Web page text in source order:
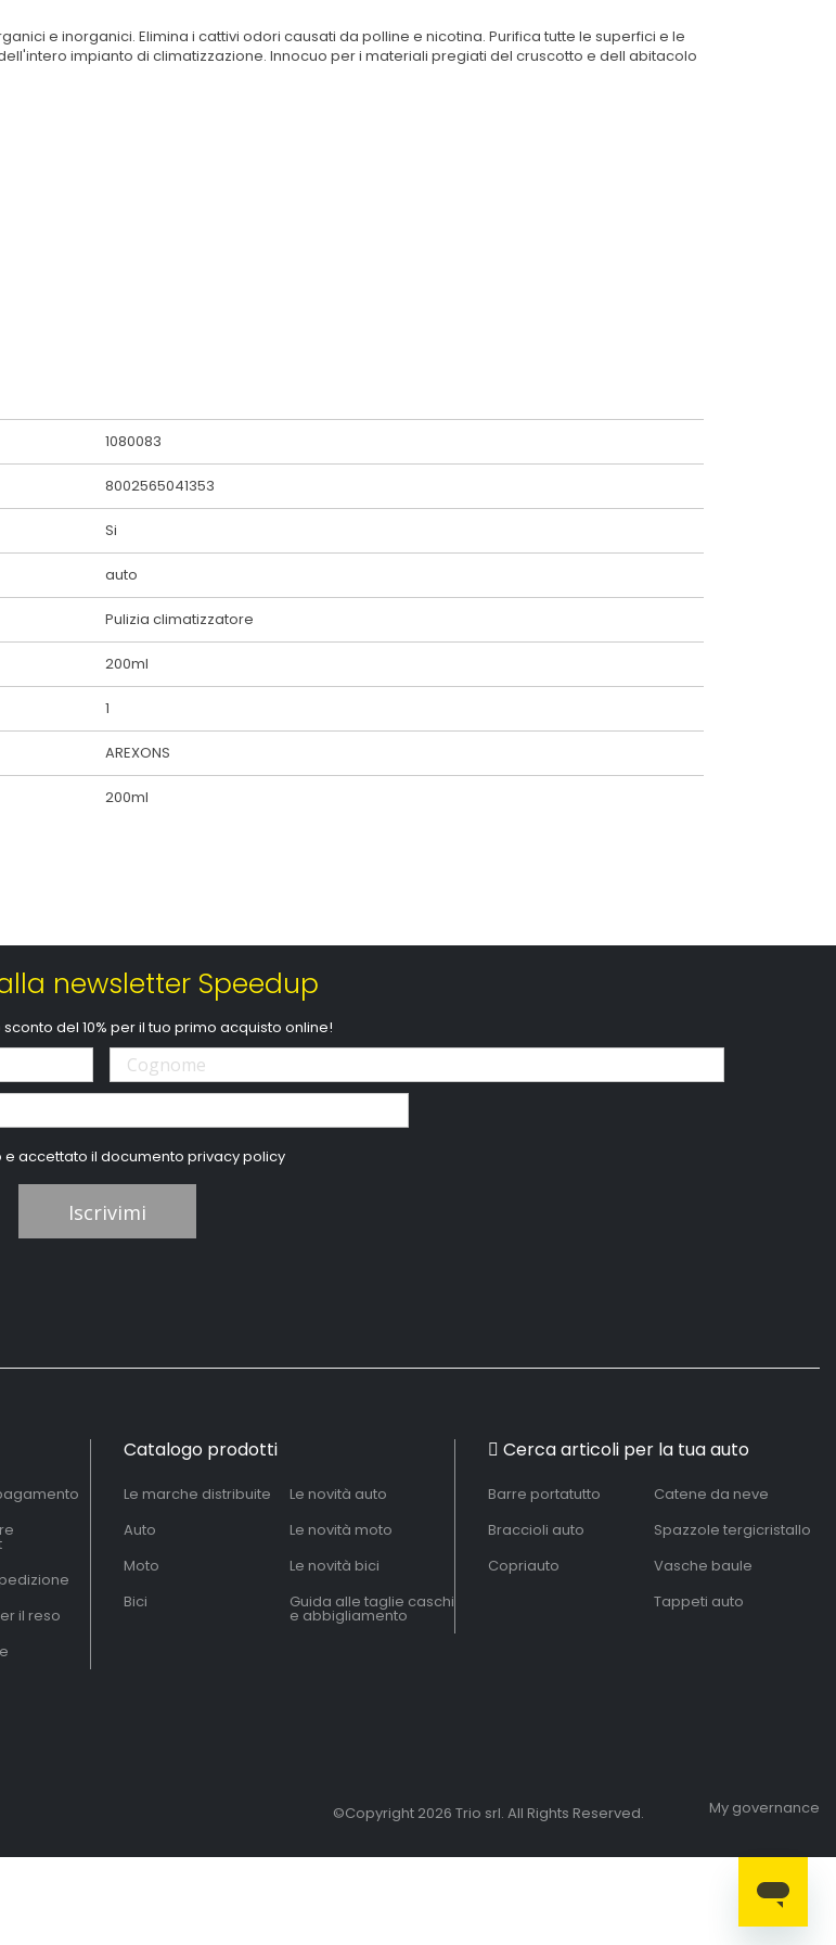
e inorganici. Elimina i cattivi odori causati da polline e nicotina. Purifica tutte le superfici e le
impianto di climatizzazione. Innocuo per i materiali pregiati del cruscotto e dell abitacolo
1080083
8002565041353
Si
auto
Pulizia climatizzatore
200ml
1
AREXONS
200ml
newsletter Speedup
del 10% per il tuo primo acquisto online!
e accettato il documentoprivacy policy
Iscrivimi
il reso
Catalogo prodotti
Le marche distribuite
Auto
Moto
Bici
Le novità auto
Le novità moto
Le novità bici
Guida alle taglie caschi
e abbigliamento
Cerca articoli per la tua auto
Barre portatutto
Braccioli auto
Copriauto
Catene da neve
Spazzole tergicristallo
Vasche baule
Tappeti auto
My governance
©Copyright 2026 Trio srl. All Rights Reserved.